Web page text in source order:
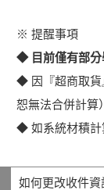
※ 提醒事項
◆ 目前僅有部分
◆ 因『超商取貨
恕無法合併計算
◆ 如系統材積計
如何更改收件資